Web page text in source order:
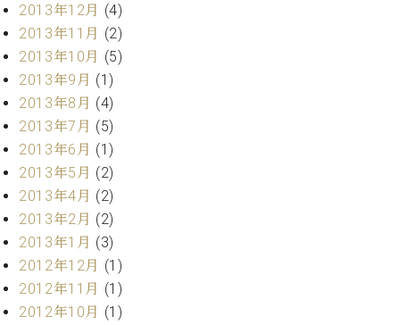
ア
ー
テ
ィ
ス
ト
カ
ス
タ
マ
サ
ー
ビ
ス
(
2013年12月 (4)
2013年11月 (2)
2013年10月 (5)
2013年9月 (1)
2013年8月 (4)
2013年7月 (5)
2013年6月 (1)
2013年5月 (2)
2013年4月 (2)
2013年2月 (2)
2013年1月 (3)
2012年12月 (1)
2012年11月 (1)
2012年10月 (1)